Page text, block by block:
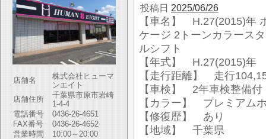
店舗名
株式会社ヒューマ
ンエイト
店舗住所
千葉県市原市岩崎
1-4-4
電話番号
0436-26-4651
FAX番号
0436-26-4652
営業時間
10:00～20:00
投稿日 2025/06/26
【車名】 H.27(2015)年
ケージ 2トーンカラース
ルシフト
【年式】 H.27(2015)年
【走行距離】 走行
【車検】 2年車検整備付
【カラー】 プレミアム
【修復歴】 あり
【地域】 千葉県